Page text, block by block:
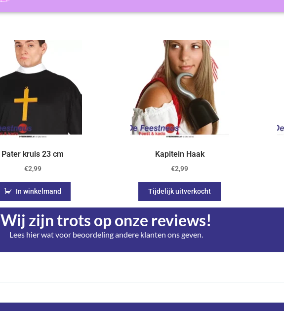
Pater kruis 23 cm
€2,99
In winkelmand
Kapitein Haak
€2,99
Tijdelijk uitverkocht
Wij zijn trots op onze reviews!
Lees hier wat voor beoordeling andere klanten ons geven.